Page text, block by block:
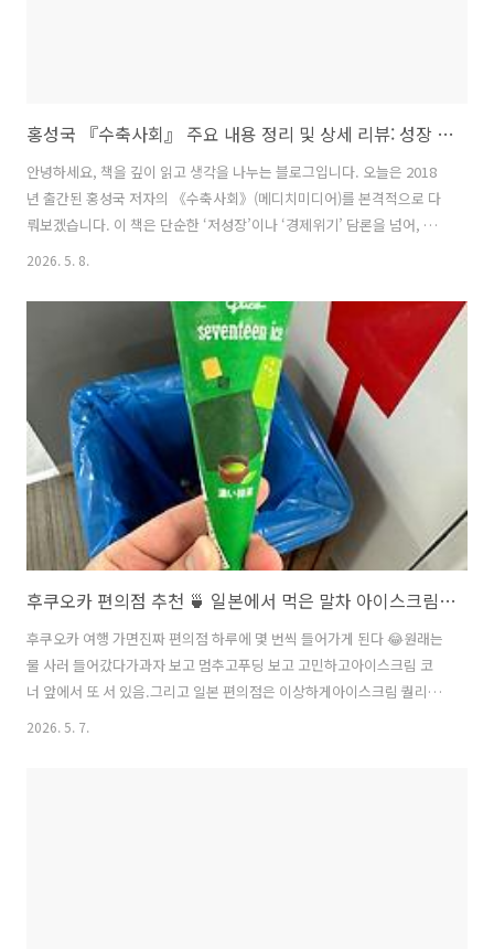
홍성국 『수축사회』 주요 내용 정리 및 상세 리뷰: 성장 신화를 버려야 미래가 보인다
안녕하세요, 책을 깊이 읽고 생각을 나누는 블로그입니다. 오늘은 2018
년 출간된 홍성국 저자의 《수축사회》(메디치미디어)를 본격적으로 다
뤄보겠습니다. 이 책은 단순한 ‘저성장’이나 ‘경제위기’ 담론을 넘어, 인
류 역사상 처음으로 ‘팽창사회’에서 ‘수축사회’로의 구조적 전환을 진단
더불어민주당 의원)은 증권사 애널리스트·CEO 출신으로, 방대한 자료와
현장 경험을 바탕으로 세계와 한국 사회의 근본적 변화를 날카롭게 분석
합니다.책은 출간 당시 “충격의 예언서”로 불리며 큰 화제를 모았고,
2023년에는 《수축사회 2.0: 닫힌 세계와 생존 게임》으로 후속편이 나
왔습니다. 2026년 현재, 저출산·고령화, AI·4차 산업혁명 가속, 미중 ..
2026. 5. 8.
후쿠오카 편의점 추천 🍵 일본에서 먹은 말차 아이스크림 중 제일 기억남
후쿠오카 여행 가면진짜 편의점 하루에 몇 번씩 들어가게 된다 😂원래는
물 사러 들어갔다가과자 보고 멈추고푸딩 보고 고민하고아이스크림 코
너 앞에서 또 서 있음.그리고 일본 편의점은 이상하게아이스크림 퀄리티
가 너무 좋다.한국에서는 그냥 지나갈 스타일인데일본 가면 꼭 하나씩 집
2026. 5. 7.